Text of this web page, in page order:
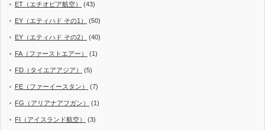
ET（エチオピア航空） (43)
EY（エティハド その1） (50)
EY（エティハド その2） (40)
FA（ファーストエアー） (1)
FD（タイエアアジア） (5)
FE（ファーイースタン） (7)
FG（アリアナアフガン） (1)
FI（アイスランド航空） (3)